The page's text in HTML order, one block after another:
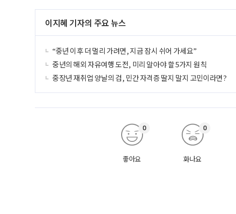
이지혜 기자의 주요 뉴스
“중년 이후 더 멀리 가려면, 지금 잠시 쉬어 가세요”
중년의 해외 자유여행 도전, 미리 알아야 할 5가지 원칙
중장년 재취업 양날의 검, 민간 자격증 딸지 말지 고민이라면?
좋아요
0
화나요
0